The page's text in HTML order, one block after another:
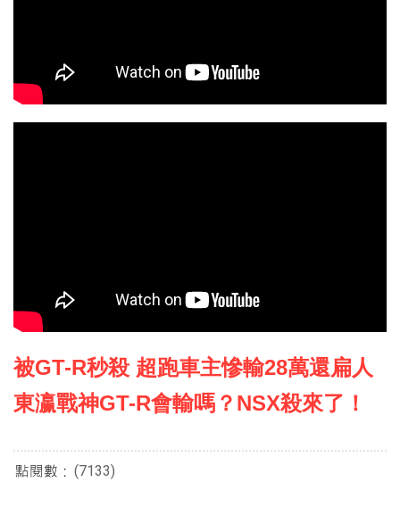
被GT-R秒殺 超跑車主慘輸28萬還扁人
東瀛戰神GT-R會輸嗎？NSX殺來了！
(7133)